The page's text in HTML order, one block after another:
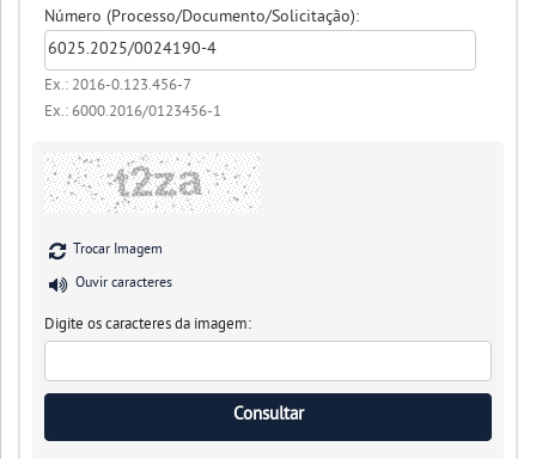
Número (Processo/Documento/Solicitação):
Ex.: 2016-0.123.456-7
Ex.: 6000.2016/0123456-1
Trocar Imagem
Ouvir caracteres
Digite os caracteres da imagem: